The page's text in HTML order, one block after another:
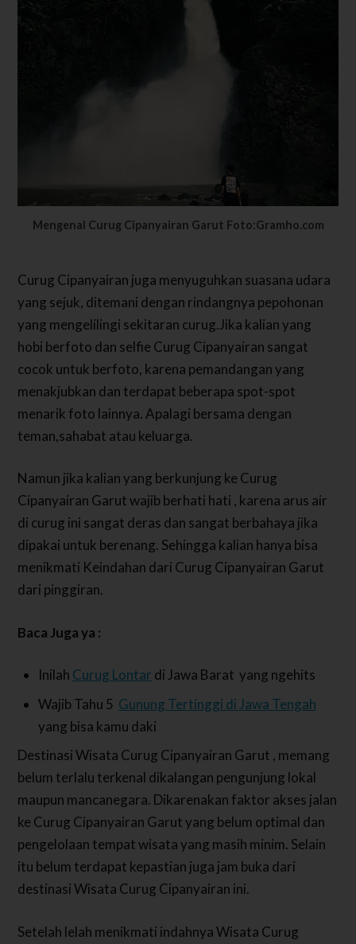
Mengenal Curug Cipanyairan Garut Foto:Gramho.com
Curug Cipanyairan juga menyuguhkan suasana udara
yang sejuk, ditemani dengan rindangnya pepohonan
yang mengelilingi sekitaran curug.Jika kalian yang
hobi berfoto dan selfie Curug Cipanyairan sangat
cocok untuk berfoto, karena pemandangan yang
menakjubkan dan terdapat beberapa spot-spot
menarik foto lainnya. Apalagi bersama dengan
teman,sahabat atau keluarga.
Namun jika kalian yang berkunjung ke Curug
Cipanyairan Garut wajib berhati hati , karena arus air
di curug ini sangat deras dan sangat berbahaya jika
dipakai untuk berenang. Sehingga kalian hanya bisa
menikmati Keindahan dari Curug Cipanyairan Garut
dari pinggiran.
Baca Juga ya :
Inilah Curug Lontar di Jawa Barat yang ngehits
Wajib Tahu 5 Gunung Tertinggi di Jawa Tengah
yang bisa kamu daki
Destinasi Wisata Curug Cipanyairan Garut , memang
belum terlalu terkenal dikalangan pengunjung lokal
maupun mancanegara. Dikarenakan faktor akses jalan
ke Curug Cipanyairan Garut yang belum optimal dan
pengelolaan tempat wisata yang masih minim. Selain
itu belum terdapat kepastian juga jam buka dari
destinasi Wisata Curug Cipanyairan ini.
Setelah lelah menikmati indahnya Wisata Curug